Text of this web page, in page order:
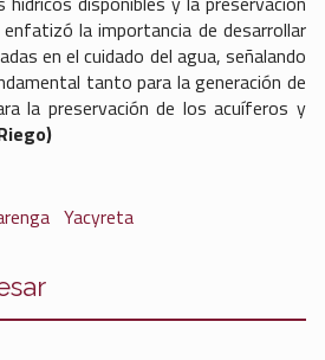
la importancia de desarrollar
en el cuidado del agua, señalando
tanto para la generación de
la preservación de los acuíferos y
Yacyreta